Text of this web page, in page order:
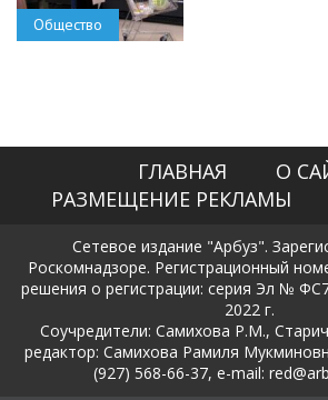
Общество
ГЛАВНАЯ
О
РАЗМЕЩЕНИЕ РЕКЛАМЫ
Сетевое издание "Арбуз".
Роскомнадзоре. Регистрационный
решения о регистрации: серия Эл №
2022 г.
Соучредители: Самихова Р.М.,
редактор: Самихова Рамиля
(927) 568-66-37, e-mail: